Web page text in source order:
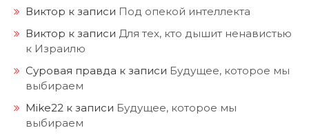
Виктор к записи Под опекой интеллекта
Виктор к записи Для тех, кто дышит ненавистью
к Израилю
Суровая правда к записи Будущее, которое мы
выбираем
Mike22 к записи Будущее, которое мы
выбираем